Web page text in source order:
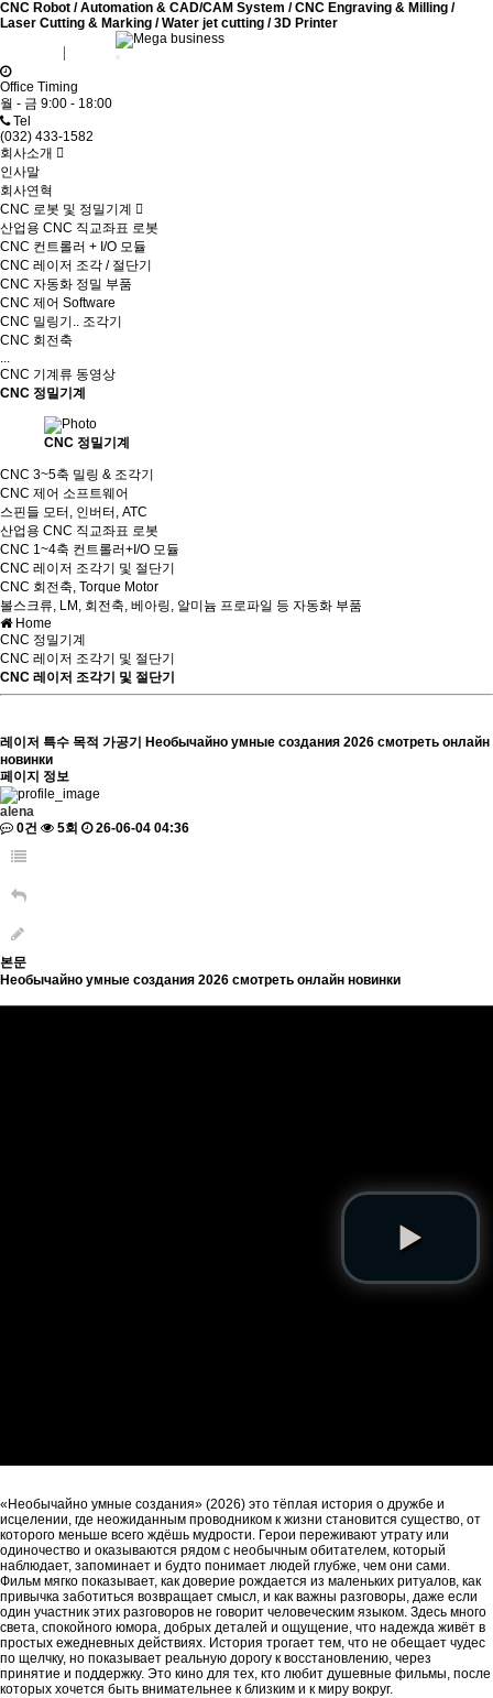
CNC Robot / Automation & CAD/CAM System / CNC Engraving & Milling /
Laser Cutting & Marking / Water jet cutting / 3D Printer
Office Timing
월 - 금 9:00 - 18:00
Tel
(032) 433-1582
회사소개
인사말
회사연혁
CNC 로봇 및 정밀기계
산업용 CNC 직교좌표 로봇
CNC 컨트롤러 + I/O 모듈
CNC 레이저 조각 / 절단기
CNC 자동화 정밀 부품
CNC 제어 Software
CNC 밀링기.. 조각기
CNC 회전축
...
CNC 기계류 동영상
CNC 정밀기계
CNC 정밀기계
CNC 3~5축 밀링 & 조각기
CNC 제어 소프트웨어
스핀들 모터, 인버터, ATC
산업용 CNC 직교좌표 로봇
CNC 1~4축 컨트롤러+I/O 모듈
CNC 레이저 조각기 및 절단기
CNC 회전축, Torque Motor
볼스크류, LM, 회전축, 베아링, 알미늄 프로파일 등 자동화 부품
Home
CNC 정밀기계
CNC 레이저 조각기 및 절단기
CNC 레이저 조각기 및 절단기
레이저 특수 목적 가공기
Необычайно умные создания 2026 смотреть онлайн
новинки
페이지 정보
alena
0건
5회 26-06-04 04:36
본문
Необычайно умные создания 2026 смотреть онлайн новинки
«Необычайно умные создания» (2026) это тёплая история о дружбе и
исцелении, где неожиданным проводником к жизни становится существо, от
которого меньше всего ждёшь мудрости. Герои переживают утрату или
одиночество и оказываются рядом с необычным обитателем, который
наблюдает, запоминает и будто понимает людей глубже, чем они сами.
Фильм мягко показывает, как доверие рождается из маленьких ритуалов, как
привычка заботиться возвращает смысл, и как важны разговоры, даже если
один участник этих разговоров не говорит человеческим языком. Здесь много
света, спокойного юмора, добрых деталей и ощущение, что надежда живёт в
простых ежедневных действиях. История трогает тем, что не обещает чудес
по щелчку, но показывает реальную дорогу к восстановлению, через
принятие и поддержку. Это кино для тех, кто любит душевные фильмы, после
которых хочется быть внимательнее к близким и к миру вокруг.